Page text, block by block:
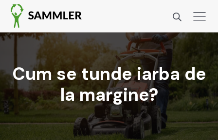
Cum se tunde iarba de
la margine?